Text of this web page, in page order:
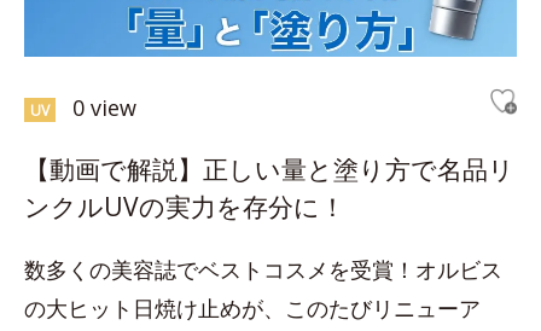
UV 0 view
【動画で解説】正しい量と塗り方で名品リ
ンクルUVの実力を存分に！
数多くの美容誌でベストコスメを受賞！オルビス
の大ヒット日焼け止めが、このたびリニューア